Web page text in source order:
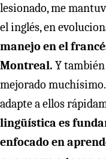
lesionado, me
el inglés, en
manejo en el
Montreal. Y
mejorado
adapte a ellos
lingüística es
enfocado en